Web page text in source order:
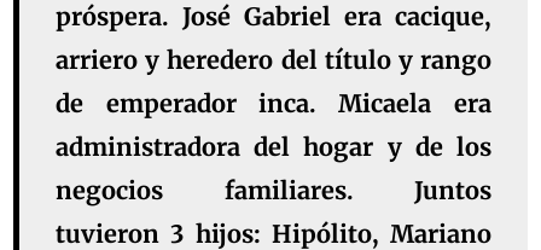
próspera. José Gabriel era cacique,
arriero y heredero del título y rango
de emperador inca. Micaela era
administradora del hogar y de los
negocios familiares. Juntos
tuvieron 3 hijos: Hipólito, Mariano